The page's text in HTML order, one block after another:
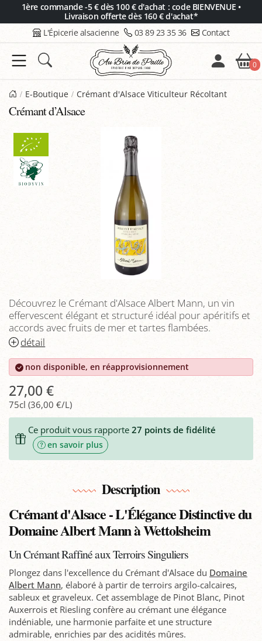
1ère commande -5 € dès 100 € d'achat : code BIENVENUE •
Livraison offerte dès 160 € d'achat*
L'Épicerie alsacienne 03 89 23 35 36 Contact
0
E-Boutique Crémant d'Alsace Viticulteur Récoltant
Crémant d’Alsace
Découvrez le Crémant d'Alsace Albert Mann, un vin
effervescent élégant et structuré idéal pour apéritifs et
accords avec fruits de mer et tartes flambées.
détail
non disponible, en réapprovisionnement
27,00 €
75cl (36,00 €/L)
Ce produit vous rapporte27 points de fidélité
en savoir plus
Description
Crémant d'Alsace - L'Élégance Distinctive du
Domaine Albert Mann à Wettolsheim
Un Crémant Raffiné aux Terroirs Singuliers
Plongez dans l'excellence du Crémant d'Alsace du Domaine
Albert Mann, élaboré à partir de terroirs argilo-calcaires,
sableux et graveleux. Cet assemblage de Pinot Blanc, Pinot
Auxerrois et Riesling confère au crémant une élégance
indéniable, une harmonie parfaite et une structure
admirable, enrichies par des acidités mûres.
Panneau de gestion des cookies